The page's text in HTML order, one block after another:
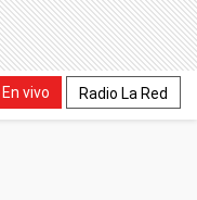
En vivo Radio La Red